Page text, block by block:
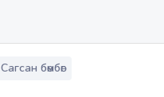
Сагсан бөмбөг